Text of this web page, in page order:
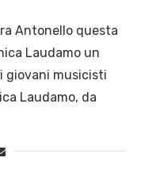
Antonello questa
Laudamo un
giovani musicisti
Laudamo, da